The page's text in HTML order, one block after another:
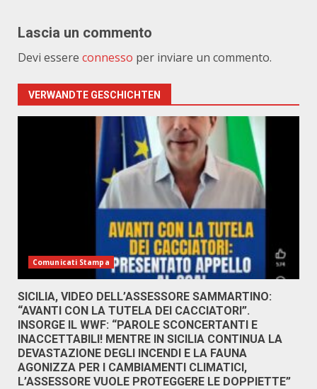
Lascia un commento
Devi essere connesso per inviare un commento.
VERWANDTE GESCHICHTEN
Comunicati Stampa
SICILIA, VIDEO DELL’ASSESSORE SAMMARTINO:
“AVANTI CON LA TUTELA DEI CACCIATORI”.
INSORGE IL WWF: “PAROLE SCONCERTANTI E
INACCETTABILI! MENTRE IN SICILIA CONTINUA LA
DEVASTAZIONE DEGLI INCENDI E LA FAUNA
AGONIZZA PER I CAMBIAMENTI CLIMATICI,
L’ASSESSORE VUOLE PROTEGGERE LE DOPPIETTE”